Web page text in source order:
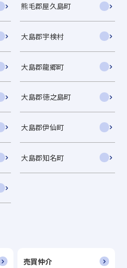
熊毛郡屋久島町
大島郡宇検村
大島郡龍郷町
大島郡徳之島町
大島郡伊仙町
大島郡知名町
売買仲介